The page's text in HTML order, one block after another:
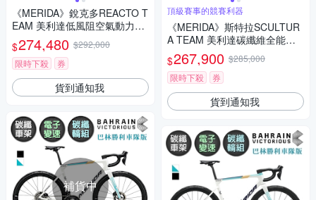
《MERIDA》銳克多REACTO T
EAM 美利達低風阻空氣動力碳
纖公路車 無附踏板/巴林勝利車
隊/電變/功率計/碳纖輪組/FSA
一體車把
$274,480 $292,000
限時下殺
券
貨到通知我
補貨中
頂級賽事的競賽利器
《MERIDA》斯特拉SCULTUR
A TEAM 美利達碳纖維全能型
碟煞跑車 無附踏板/Dura Ace無
線變速/公路車/美利達2026
$267,900 $285,000
限時下殺
券
貨到通知我